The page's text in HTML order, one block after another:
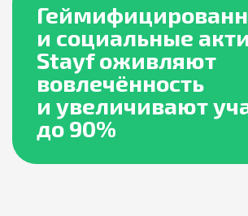
и социальные
Stayf оживляют
вовлечённость
и увеличивают
до 90%